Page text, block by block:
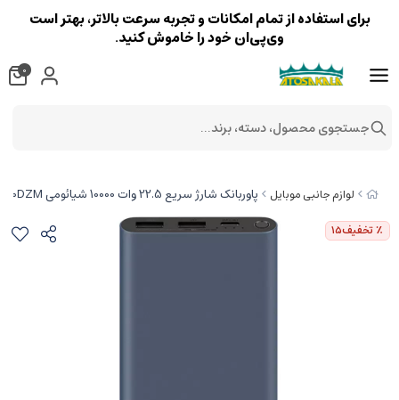
لوازم جانبی موبایل پاوربانک شارژ سریع 22.5 وات 10000 شیائومی PB100DZM
٪ تخفیف15
برای استفاده از تمام امکانات و تجربه سرعت بالاتر، بهتر است
وی‌پی‌ان خود را خاموش کنید.
0
جستجوی محصول، دسته، برند...